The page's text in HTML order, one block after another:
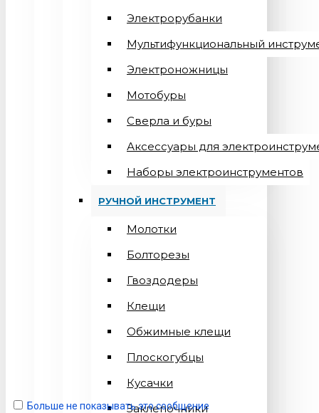
Электрорубанки
Мультифункциональный
Электроножницы
Мотобуры
Сверла и буры
Аксессуары для
Наборы электроинструментов
РУЧНОЙ ИНСТРУМЕНТ
Молотки
Болторезы
Гвоздодеры
Клещи
Обжимные клещи
Плоскогубцы
Кусачки
Заклепочники
Больше не показывать это сообщение